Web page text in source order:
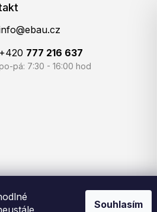
Souhlasím
+420 777 216 637
pá: 7:30 - 16:00 hod